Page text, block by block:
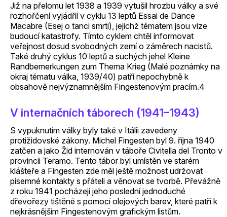
Již na přelomu let 1938 a 1939 vytušil hrozbu války a své
rozhořčení vyjádřil v cyklu 13 leptů Essai de Dance
Macabre (Esej o tanci smrti), jejichž tématem jsou vize
budoucí katastrofy. Tímto cyklem chtěl informovat
veřejnost dosud svobodných zemí o záměrech nacistů.
Také druhý cyklus 10 leptů a suchých jehel Kleine
Randbemerkungen zum Thema Krieg (Malé poznámky na
okraj tématu válka, 1939/40) patří nepochybně k
obsahově nejvýznamnějším Fingestenovým pracím.4
V internačních táborech (1941–1943)
S vypuknutím války byly také v Itálii zavedeny
protižidovské zákony. Michel Fingesten byl 9. října 1940
zatčen a jako Žid internován v táboře Civitella del Tronto v
provincii Teramo. Tento tábor byl umístěn ve starém
klášteře a Fingesten zde měl ještě možnost udržovat
písemné kontakty s přáteli a věnovat se tvorbě. Převážně
z roku 1941 pocházejí jeho poslední jednoduché
dřevořezy tištěné s pomocí olejových barev, které patří k
nejkrásnějším Fingestenovým grafickým listům.